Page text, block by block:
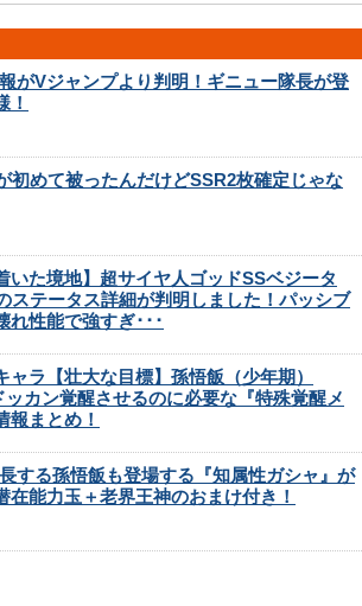
がVジャンプより判明！ギニュー隊長が登
！
初めて被ったんだけどSSR2枚確定じゃな
いた境地】超サイヤ人ゴッドSSベジータ
ステータス詳細が判明しました！パッシブ
れ性能で強すぎ･･･
ャラ【壮大な目標】孫悟飯（少年期）
ッカン覚醒させるのに必要な『特殊覚醒メ
報まとめ！
する孫悟飯も登場する『知属性ガシャ』が
在能力玉＋老界王神のおまけ付き！